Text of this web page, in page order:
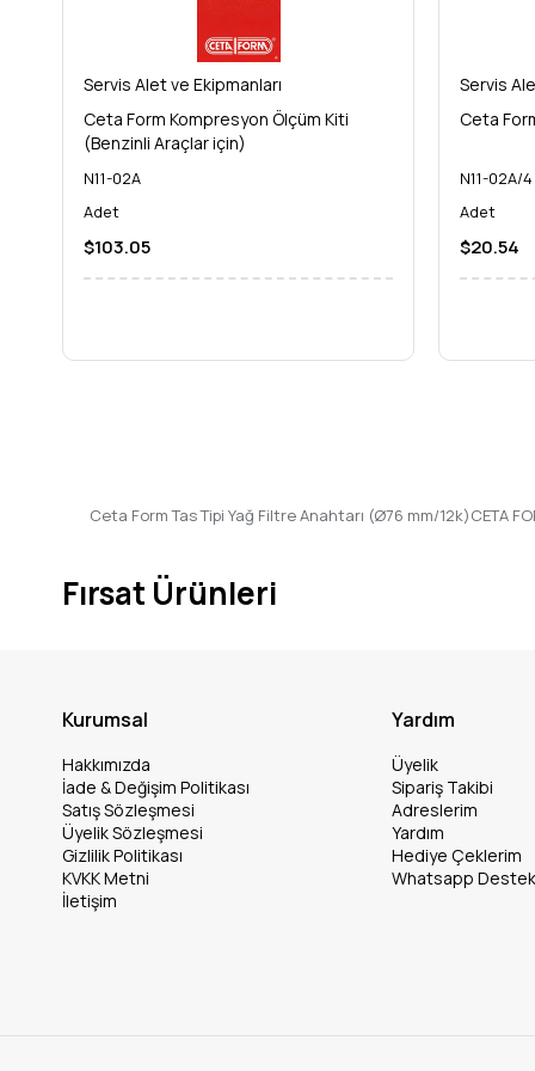
Servis Alet ve Ekipmanları
Ceta Form Kompresyon Ölçüm Kiti
(Benzinli Araçlar için)
N11-02A
Adet
$103.05
Servis
Ceta
N11-02A/4
Adet
$20.54
Ceta Form Tas Tipi Yağ Filtre Anahtarı (Ø76 mm/12k)CETA
Fırsat Ürünleri
Kurumsal
Hakkımızda
İade & Değişim Politikası
Satış Sözleşmesi
Üyelik Sözleşmesi
Gizlilik Politikası
KVKK Metni
İletişim
Yardım
Üyelik
Sipariş Takibi
Adreslerim
Yardım
Hediye Çeklerim
Whatsapp Destek